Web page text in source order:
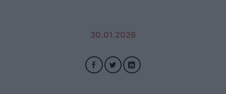
30.01.2026